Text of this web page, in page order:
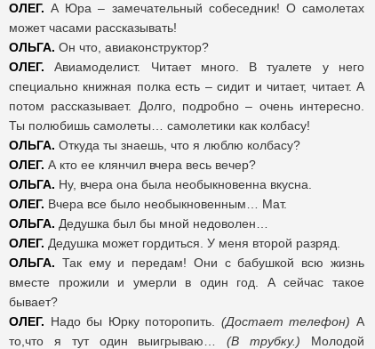
ОЛЕГ. А Юра – замечательный собеседник! О самолетах
может часами рассказывать!
ОЛЬГА. Он что, авиаконструктор?
ОЛЕГ. Авиамоделист. Читает много. В туалете у него
специально книжная полка есть – сидит и читает, читает. А
потом рассказывает. Долго, подробно – очень интересно.
Ты полюбишь самолеты… самолетики как колбасу!
ОЛЬГА. Откуда ты знаешь, что я люблю колбасу?
ОЛЕГ. А кто ее клянчил вчера весь вечер?
ОЛЬГА. Ну, вчера она была необыкновенна вкусна.
ОЛЕГ. Вчера все было необыкновенным… Мат.
ОЛЬГА. Дедушка был бы мной недоволен…
ОЛЕГ. Дедушка может гордиться. У меня второй разряд.
ОЛЬГА. Так ему и передам! Они с бабушкой всю жизнь
вместе прожили и умерли в один год. А сейчас такое
бывает?
ОЛЕГ. Надо бы Юрку поторопить. (Достает телефон)А
то,что я тут один выигрываю…(В трубку.) Молодой